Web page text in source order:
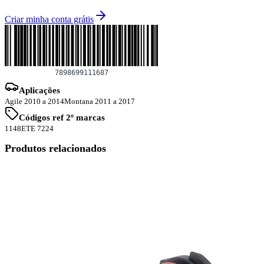
Criar minha conta grátis
Aplicações
Agile 2010 a 2014Montana 2011 a 2017
Códigos ref 2º marcas
1148ETE 7224
Produtos relacionados